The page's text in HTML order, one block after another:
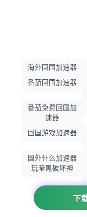
下
海外回国加速器
番茄回国加速器
番茄免费回国加
速器
回国游戏加速器
国外什么加速器
玩暗黑破坏神